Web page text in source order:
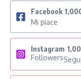
Facebook
Mi piace
Instagram
FollowersSegui